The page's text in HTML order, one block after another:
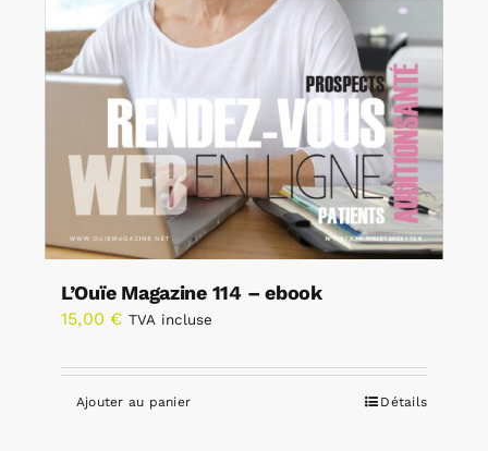
L’Ouïe Magazine 114 – ebook
15,00 € TVA incluse
Ajouter au panier Détails